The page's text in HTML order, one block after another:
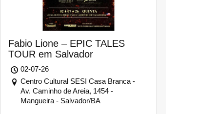
Fabio Lione – EPIC TALES
TOUR em Salvador
02-07-26
Centro Cultural SESI Casa Branca -
Av. Caminho de Areia, 1454 -
Mangueira - Salvador/BA